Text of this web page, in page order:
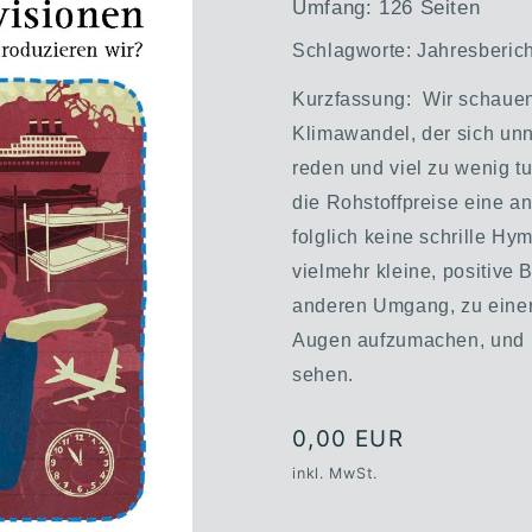
Umfang: 126 Seiten
Schlagworte:
Kurzfassung:
Wir
Klimawandel, der sich
reden und viel zu wenig
die Rohstoffpreise eine
folglich keine schrille
vielmehr kleine, positive
anderen Umgang, zu
Augen aufzumachen,
sehen.
Normaler
Preis
0,00 EUR
inkl. MwSt.